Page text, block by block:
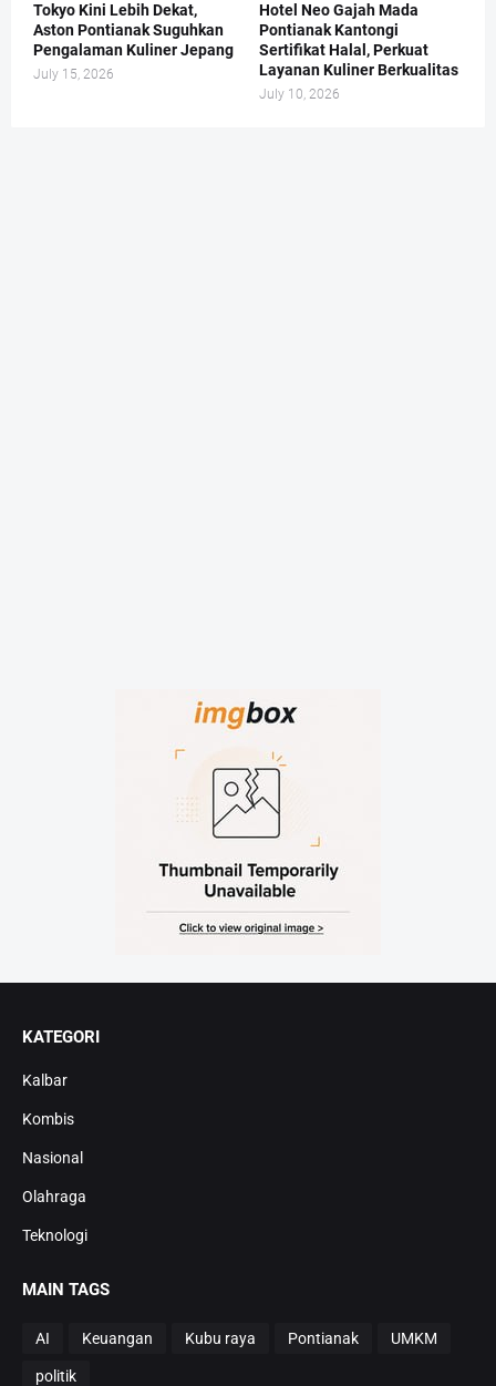
Tokyo Kini Lebih Dekat,
Aston Pontianak Suguhkan
Pengalaman Kuliner Jepang
July 15, 2026
Hotel Neo Gajah Mada
Pontianak Kantongi
Sertifikat Halal, Perkuat
Layanan Kuliner Berkualitas
July 10, 2026
KATEGORI
Kalbar
Kombis
Nasional
Olahraga
Teknologi
MAIN TAGS
AI Keuangan Kubu raya Pontianak UMKM
politik